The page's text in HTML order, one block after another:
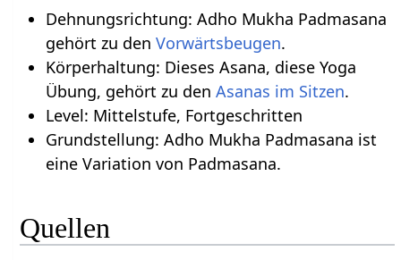
Dehnungsrichtung: Adho Mukha Padmasana
gehört zu den Vorwärtsbeugen.
Körperhaltung: Dieses Asana, diese Yoga
Übung, gehört zu den Asanas im Sitzen.
Level: Mittelstufe, Fortgeschritten
Grundstellung: Adho Mukha Padmasana ist
eine Variation von Padmasana.
Quellen